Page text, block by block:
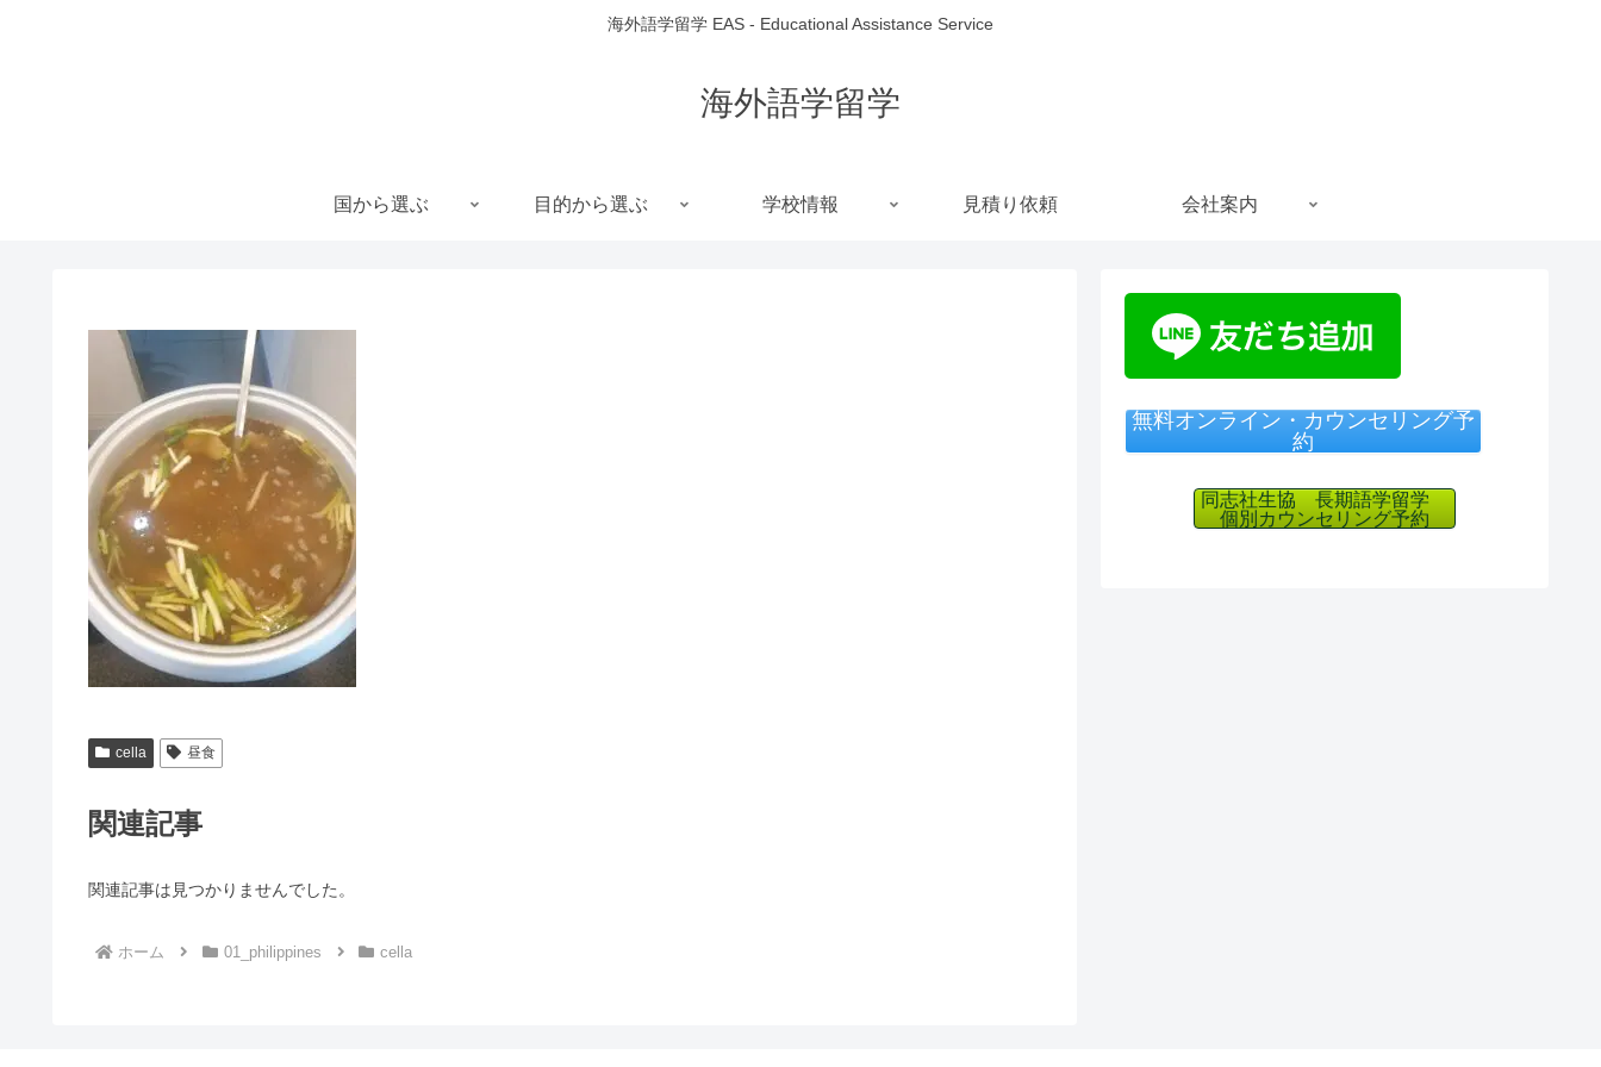
海外語学留学 EAS - Educational Assistance Service
海外語学留学
国から選ぶ 目的から選ぶ 学校情報 見積り依頼 会社案内
cella 昼食
関連記事
関連記事は見つかりませんでした。
ホーム 01_philippines cella
無料オンライン・カウンセリング予
約
同志社生協 長期語学留学
個別カウンセリング予約